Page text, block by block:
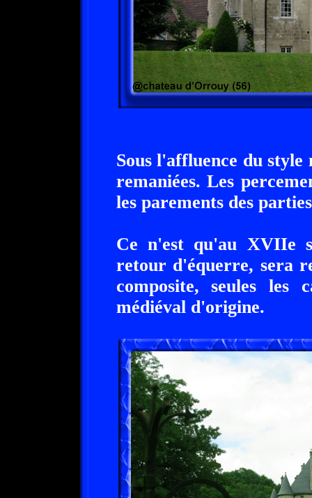
Sous l'affluence du style
remaniées. Les
les parements des
Ce n'est qu'au XVIIe
retour d'équerre, sera
composite, seules les
médiéval d'origine.